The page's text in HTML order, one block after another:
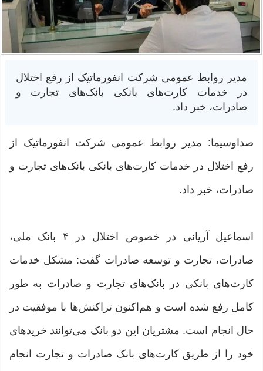
مدیر روابط عمومی شرکت انفورماتیک از رفع اختلال
در خدمات کارت‌های بانکی بانک‌های تجارت و
صادرات، خبر داد.
صداوسیما: مدیر روابط عمومی شرکت انفورماتیک از
رفع اختلال در خدمات کارت‌های بانکی بانک‌های تجارت و
صادرات، خبر داد‌.
اسماعیل آریانی در خصوص اختلال در ۴ بانک ملی،
صادرات، تجارت و توسعه صادرات گفت: مشکل خدمات
کارت‌های بانکی در بانک‌های تجارت و صادرات به طور
کامل رفع شده است و هم‌اکنون تراکنش‌ها با موفقیت در
حال انجام است. مشتریان این دو بانک می‌توانند خرید‌های
خود را از طریق کارت‌های بانک صادرات و تجارت انجام